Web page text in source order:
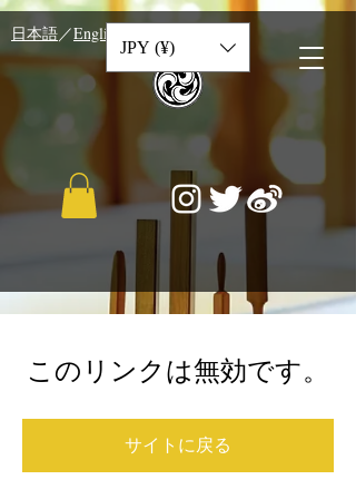
​日本語／English
JPY (¥)
このリンクは無効です。
サイトに戻る